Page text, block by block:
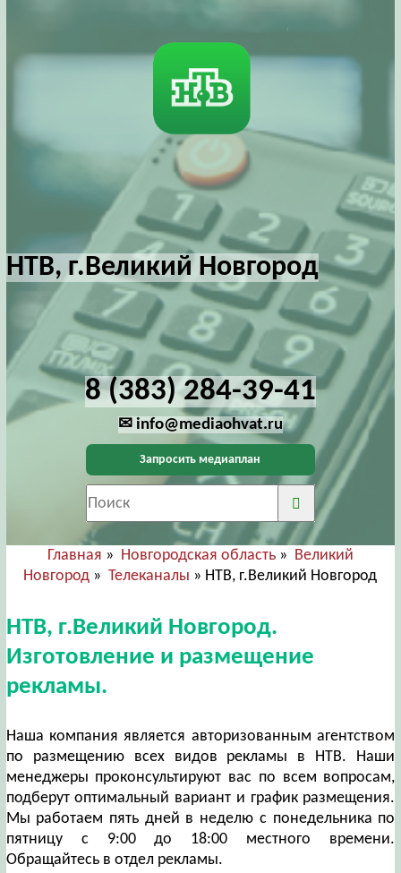
НТВ, г.Великий Новгород
8 (383) 284-39-41
✉ info@mediaohvat.ru
Запросить медиаплан
Главная » Новгородская область» Великий
Новгород »Телеканалы » НТВ, г.Великий Новгород
НТВ, г.Великий Новгород.
Изготовление и размещение
рекламы.
Наша компания является авторизованным агентством
по размещению всех видов рекламы в НТВ. Наши
менеджеры проконсультируют вас по всем вопросам,
подберут оптимальный вариант и график размещения.
Мы работаем пять дней в неделю с понедельника по
пятницу с 9:00 до 18:00 местного времени.
Обращайтесь в отдел рекламы.